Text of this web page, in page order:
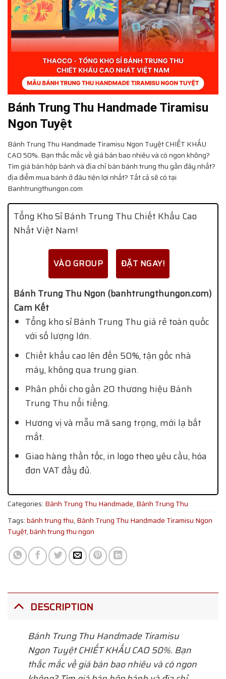
Bánh Trung Thu Handmade Tiramisu
Ngon Tuyệt
Bánh Trung Thu Handmade Tiramisu Ngon Tuyệt CHIẾT KHẤU
CAO 50%. Bạn thắc mắc về giá bán bao nhiêu và có ngon không?
Tìm giá bán hộp bánh và địa chỉ bán bánh trung thu gần đây nhất?
địa điểm mua bánh ở đâu tiện lợi nhất? Tất cả sẽ có tại
Banhtrungthungon.com
Tổng Kho Sỉ Bánh Trung Thu Chiết Khấu Cao
Nhất Việt Nam!
VÀO GROUP ĐẶT NGAY!
Bánh Trung Thu Ngon (banhtrungthungon.com)
Cam Kết
Tổng kho sỉ Bánh Trung Thu giá rẻ toàn quốc
với số lượng lớn.
Chiết khấu cao lên đến 50%, tận gốc nhà
máy, không qua trung gian.
Phân phối cho gần 20 thương hiệu Bánh
Trung Thu nổi tiếng.
Hương vị và mẫu mã sang trọng, mới lạ bắt
mắt.
Giao hàng thần tốc, in logo theo yêu cầu, hóa
đơn VAT đầy đủ.
Categories: Bánh Trung Thu Handmade, Bánh Trung Thu
Tags:bánh trung thu, Bánh Trung Thu Handmade Tiramisu Ngon
Tuyệt,bánh trung thu ngon
DESCRIPTION
Bánh Trung Thu Handmade Tiramisu
Ngon Tuyệt CHIẾT KHẤU CAO 50%. Bạn
thắc mắc về giá bán bao nhiêu và có ngon